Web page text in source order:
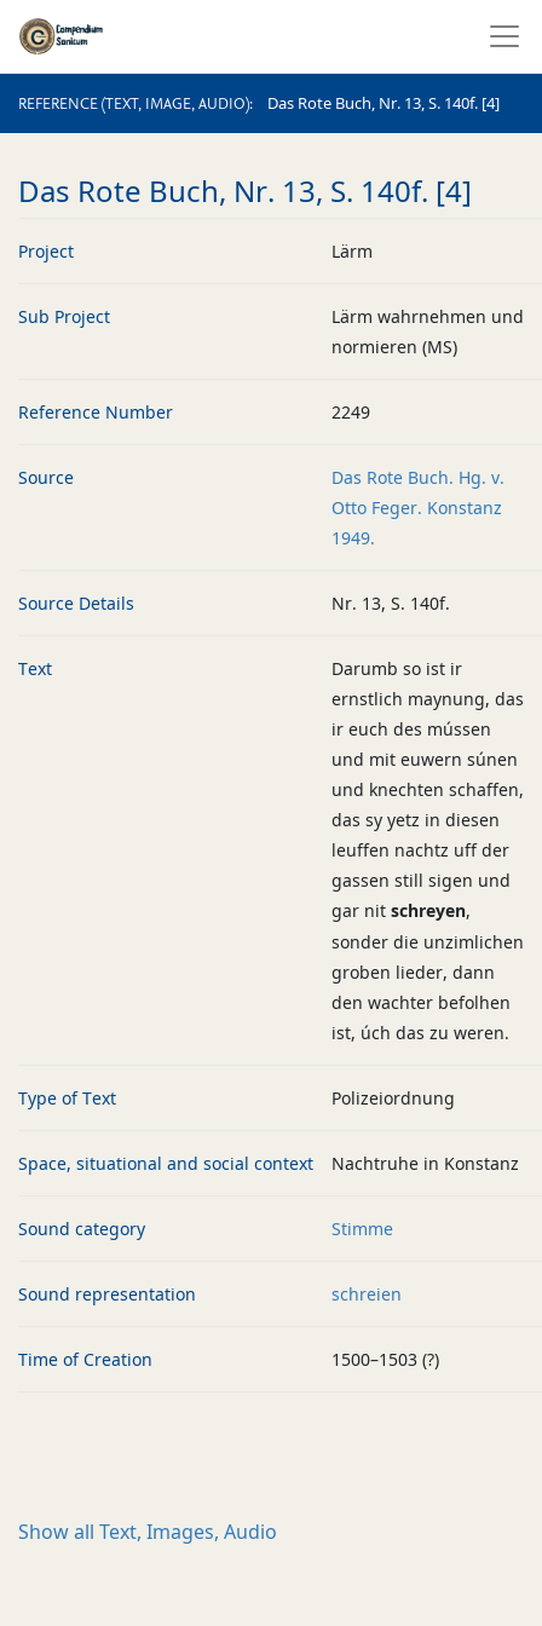
REFERENCE (TEXT, IMAGE, AUDIO) Das Rote Buch, Nr. 13, S. 140f. [4]
REFERENCE (TEXT, IMAGE, AUDIO)
Das Rote Buch, Nr. 13, S. 140f. [4]
Project Lärm
Sub Project
Lärm wahrnehmen und
normieren (MS)
Reference Number 2249
Source
Das Rote Buch. Hg. v.
Otto Feger. Konstanz
1949.
Source Details Nr. 13, S. 140f.
Text
Darumb so ist ir
ernstlich maynung, das
ir euch des mússen
und mit euwern súnen
und knechten schaffen,
das sy yetz in diesen
leuffen nachtz uff der
gassen still sigen und
gar nit schreyen,
sonder die unzimlichen
groben lieder, dann
den wachter befolhen
ist, úch das zu weren.
Type of Text Polizeiordnung
Space, situational and social context Nachtruhe in Konstanz
Sound category Stimme
Sound representation schreien
Time of Creation 1500–1503 (?)
Show all Text, Images, Audio